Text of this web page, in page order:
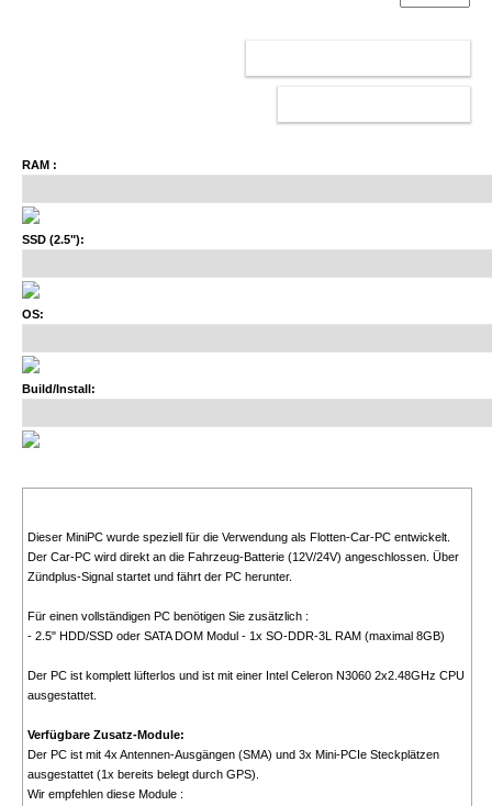
RAM :
SSD (2.5"):
OS:
Build/Install:
Dieser MiniPC wurde speziell für die Verwendung als Flotten-Car-PC entwickelt.
Der Car-PC wird direkt an die Fahrzeug-Batterie (12V/24V) angeschlossen. Über
Zündplus-Signal startet und fährt der PC herunter.
Für einen vollständigen PC benötigen Sie zusätzlich :
- 2.5" HDD/SSD oder SATA DOM Modul - 1x SO-DDR-3L RAM (maximal 8GB)
Der PC ist komplett lüfterlos und ist mit einer Intel Celeron N3060 2x2.48GHz CPU
ausgestattet.
Verfügbare Zusatz-Module:
Der PC ist mit 4x Antennen-Ausgängen (SMA) und 3x Mini-PCIe Steckplätzen
ausgestattet (1x bereits belegt durch GPS).
Wir empfehlen diese Module :